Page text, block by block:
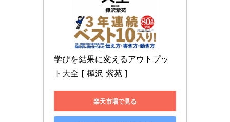
学びを結果に変えるアウトプッ
ト大全 [ 樺沢 紫苑 ]
楽天市場で見る